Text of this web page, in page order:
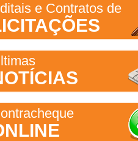
e Contratos de